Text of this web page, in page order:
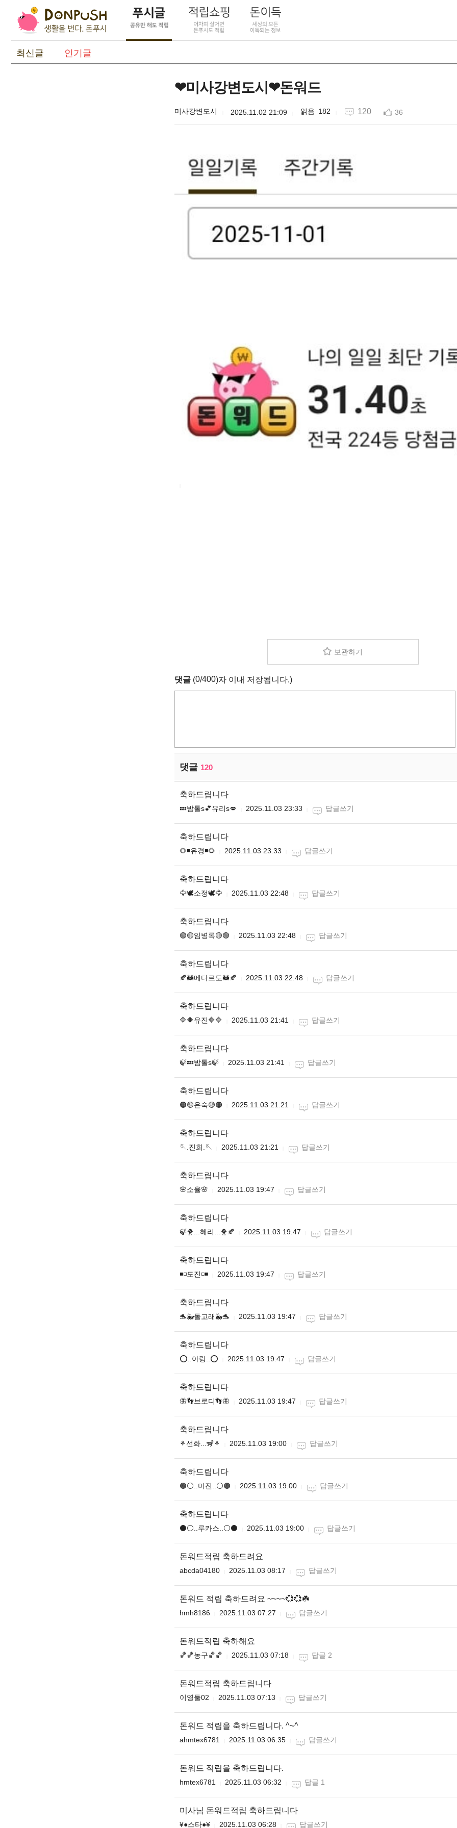
최신글 인기글
❤미사강변도시❤돈워드
미사강변도시 2025.11.02 21:09 182 120 36
보관하기
댓글 (0/400)자 이내 저장됩니다.)
댓글 120
축하드립니다
💤밤톨s💕유리s💋 2025.11.03 23:33 답글쓰기
축하드립니다
🌻◾유경◾🌻 2025.11.03 23:33 답글쓰기
축하드립니다
🦅🕊소정🕊🦅 2025.11.03 22:48 답글쓰기
축하드립니다
🟢🟡임병록🟡🟢 2025.11.03 22:48 답글쓰기
축하드립니다
🍂🦝메다르도🦝🍂 2025.11.03 22:48 답글쓰기
축하드립니다
🔷🔶유진🔶🔷 2025.11.03 21:41 답글쓰기
축하드립니다
🍃💤밤톨s🍃 2025.11.03 21:41 답글쓰기
축하드립니다
🟠🟡은숙🟡🟠 2025.11.03 21:21 답글쓰기
축하드립니다
🪡.진희.🪡 2025.11.03 21:21 답글쓰기
축하드립니다
🌸소율🌸 2025.11.03 19:47 답글쓰기
축하드립니다
🍃🐥...혜리...🐥🍂 2025.11.03 19:47 답글쓰기
축하드립니다
◾️◽️도진◽️◾️ 2025.11.03 19:47 답글쓰기
축하드립니다
🐬🐳돌고래🐳🐬 2025.11.03 19:47 답글쓰기
축하드립니다
⭕..아랑..⭕ 2025.11.03 19:47 답글쓰기
축하드립니다
🦋👣브로디👣🦋 2025.11.03 19:47 답글쓰기
축하드립니다
⚘️선화...🦨⚘️ 2025.11.03 19:00 답글쓰기
축하드립니다
🟤⚪️..미진..⚪️🟤 2025.11.03 19:00 답글쓰기
축하드립니다
⚫️⚪️..루카스..⚪️⚫️ 2025.11.03 19:00 답글쓰기
돈워드적립 축하드려요
abcda04180 2025.11.03 08:17 답글쓰기
돈워드 적립 축하드려요 ~~~~💞💞☘️
hmh8186 2025.11.03 07:27 답글쓰기
돈워드적립 축하해요
🏀🏀농구🏀🏀 2025.11.03 07:18 답글 2
돈워드적립 축하드립니다
이영둘02 2025.11.03 07:13 답글쓰기
돈워드 적립을 축하드립니다. ^~^
ahmtex6781 2025.11.03 06:35 답글쓰기
돈워드 적립을 축하드립니다.
hmtex6781 2025.11.03 06:32 답글 1
미사님 돈워드적립 축하드립니다
¥●스타●¥ 2025.11.03 06:28 답글쓰기